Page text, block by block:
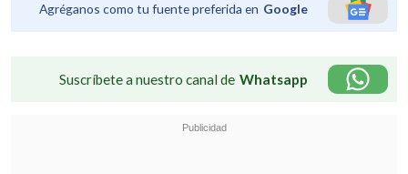
Agréganos como tu fuente preferida en Google
Suscríbete a nuestro canal de Whatsapp